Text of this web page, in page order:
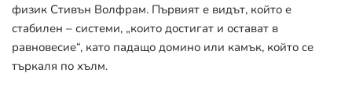
физик Стивън Волфрам. Първият е видът, който е
стабилен – системи, „които достигат и остават в
равновесие“, като падащо домино или камък, който се
търкаля по хълм.